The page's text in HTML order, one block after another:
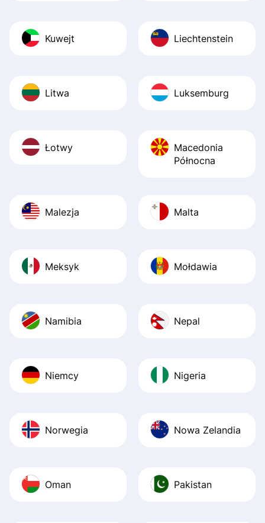
Kuwejt Liechtenstein
Litwa Luksemburg
Łotwy
Macedonia
Północna
Malezja Malta
Meksyk Mołdawia
Namibia Nepal
Niemcy Nigeria
Norwegia Nowa Zelandia
Oman Pakistan